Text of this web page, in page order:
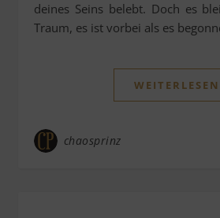
deines Seins belebt. Doch es
Traum, es ist vorbei als es
WEITERLESEN
chaosprinz